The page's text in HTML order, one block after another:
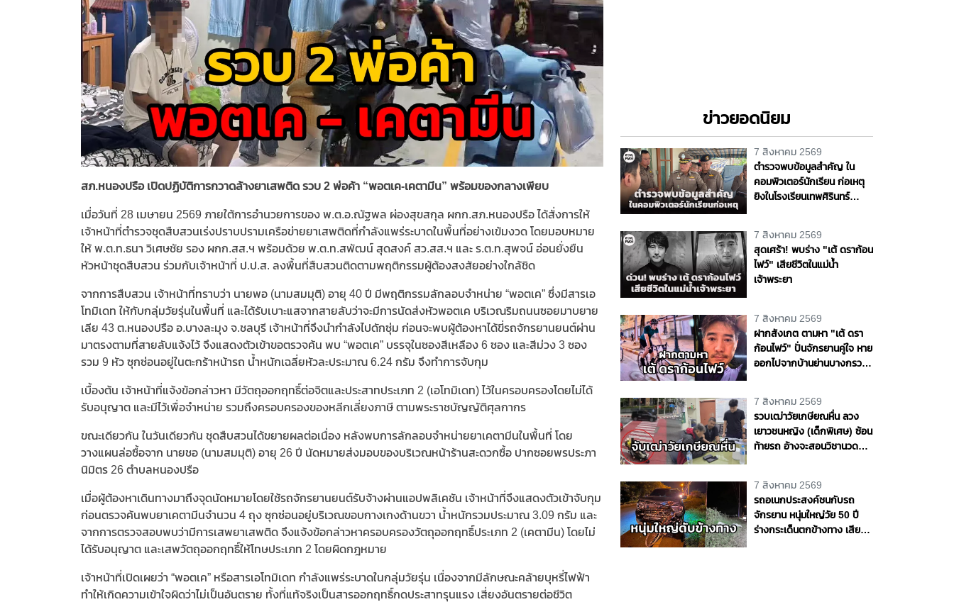
สภ.หนองปรือ เปิดปฏิบัติการกวาดล้างยาเสพติด รวบ 2 พ่อค้า “พอตเค-เคตามีน” พร้อมของกลางเพียบ
เมื่อวันที่ 28 เมษายน 2569 ภายใต้การอำนวยการของ พ.ต.อ.ณัฐพล ผ่องสุขสกุล ผกก.สภ.หนองปรือ ได้สั่งการให้
เจ้าหน้าที่ตำรวจชุดสืบสวนเร่งปราบปรามเครือข่ายยาเสพติดที่กำลังแพร่ระบาดในพื้นที่อย่างเข้มงวด โดยมอบหมาย
ให้ พ.ต.ท.ธนา วิเศษชัย รอง ผกก.สส.ฯ พร้อมด้วย พ.ต.ท.สพัฒน์ สุดสงค์ สว.สส.ฯ และ ร.ต.ท.สุพจน์ อ่อนยั่งยืน
หัวหน้าชุดสืบสวน ร่วมกับเจ้าหน้าที่ ป.ป.ส. ลงพื้นที่สืบสวนติดตามพฤติกรรมผู้ต้องสงสัยอย่างใกล้ชิด
จากการสืบสวน เจ้าหน้าที่ทราบว่า นายพอ (นามสมมุติ) อายุ 40 ปี มีพฤติกรรมลักลอบจำหน่าย “พอตเค” ซึ่งมีสารเอ
โทมิเดท ให้กับกลุ่มวัยรุ่นในพื้นที่ และได้รับเบาะแสจากสายลับว่าจะมีการนัดส่งหัวพอตเค บริเวณริมถนนซอยมาบยาย
เลีย 43 ต.หนองปรือ อ.บางละมุง จ.ชลบุรี เจ้าหน้าที่จึงนำกำลังไปดักซุ่ม ก่อนจะพบผู้ต้องหาได้ขี่รถจักรยานยนต์ผ่าน
มาตรงตามที่สายลับแจ้งไว้ จึงแสดงตัวเข้าขอตรวจค้น พบ “พอตเค” บรรจุในซองสีเหลือง 6 ซอง และสีม่วง 3 ซอง
รวม 9 หัว ซุกซ่อนอยู่ในตะกร้าหน้ารถ น้ำหนักเฉลี่ยหัวละประมาณ 6.24 กรัม จึงทำการจับกุม
เบื้องต้น เจ้าหน้าที่แจ้งข้อกล่าวหา มีวัตถุออกฤทธิ์ต่อจิตและประสาทประเภท 2 (เอโทมิเดท) ไว้ในครอบครองโดยไม่ได้
รับอนุญาต และมีไว้เพื่อจำหน่าย รวมถึงครอบครองของหลีกเลี่ยงภาษี ตามพระราชบัญญัติศุลกากร
ขณะเดียวกัน ในวันเดียวกัน ชุดสืบสวนได้ขยายผลต่อเนื่อง หลังพบการลักลอบจำหน่ายยาเคตามีนในพื้นที่ โดย
วางแผนล่อซื้อจาก นายชอ (นามสมมุติ) อายุ 26 ปี นัดหมายส่งมอบของบริเวณหน้าร้านสะดวกซื้อ ปากซอยพรประภา
นิมิตร 26 ตำบลหนองปรือ
เมื่อผู้ต้องหาเดินทางมาถึงจุดนัดหมายโดยใช้รถจักรยานยนต์รับจ้างผ่านแอปพลิเคชัน เจ้าหน้าที่จึงแสดงตัวเข้าจับกุม
ก่อนตรวจค้นพบยาเคตามีนจำนวน 4 ถุง ซุกซ่อนอยู่บริเวณขอบกางเกงด้านขวา น้ำหนักรวมประมาณ 3.09 กรัม และ
จากการตรวจสอบพบว่ามีการเสพยาเสพติด จึงแจ้งข้อกล่าวหาครอบครองวัตถุออกฤทธิ์ประเภท 2 (เคตามีน) โดยไม่
ได้รับอนุญาต และเสพวัตถุออกฤทธิ์ให้โทษประเภท 2 โดยผิดกฎหมาย
เจ้าหน้าที่เปิดเผยว่า “พอตเค” หรือสารเอโทมิเดท กำลังแพร่ระบาดในกลุ่มวัยรุ่น เนื่องจากมีลักษณะคล้ายบุหรี่ไฟฟ้า
ทำให้เกิดความเข้าใจผิดว่าไม่เป็นอันตราย ทั้งที่แท้จริงเป็นสารออกฤทธิ์กดประสาทรุนแรง เสี่ยงอันตรายต่อชีวิต
ข่าวยอดนิยม
7 สิงหาคม 2569
ตำรวจพบข้อมูลสำคัญ ใน
คอมพิวเตอร์นักเรียน ก่อเหตุ
ยิงในโรงเรียนเทพศิรินทร์
7 สิงหาคม 2569
สุดเศร้า! พบร่าง "เต้ ดราก้อน
ไฟว์" เสียชีวิตในแม่น้ำ
เจ้าพระยา
7 สิงหาคม 2569
ฝากสังเกต ตามหา "เต้ ดรา
ก้อนไฟว์" ปั่นจักรยานคู่ใจ หาย
ออกไปจากบ้านย่านบางกรวย
7 สิงหาคม 2569
รวบเฒ่าวัยเกษียณหื่น ลวง
เยาวชนหญิง (เด็กพิเศษ) ซ้อน
ท้ายรถ อ้างจะสอนวิชานวด
7 สิงหาคม 2569
รถอเนกประสงค์ชนกับรถ
จักรยาน หนุ่มใหญ่วัย 50 ปี
ร่างกระเด็นตกข้างทาง เสีย